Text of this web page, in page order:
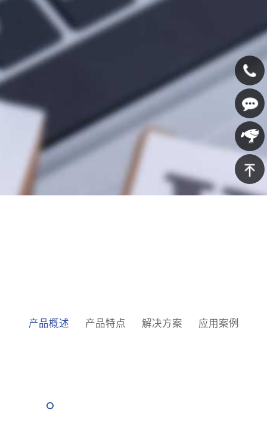
产品概述 产品特点 解决方案 应用案例
400-
607-
5688
在线咨
京东商
城
返回顶